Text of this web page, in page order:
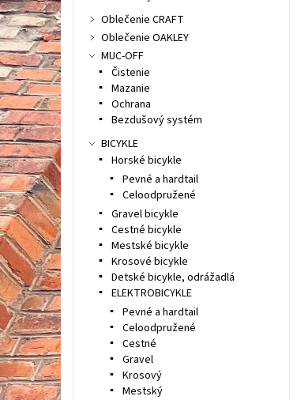
Oblečenie CRAFT
Oblečenie OAKLEY
MUC-OFF
Čistenie
Mazanie
Ochrana
Bezdušový systém
BICYKLE
Horské bicykle
Pevné a hardtail
Celoodpružené
Gravel bicykle
Cestné bicykle
Mestské bicykle
Krosové bicykle
Detské bicykle, odrážadlá
ELEKTROBICYKLE
Pevné a hardtail
Celoodpružené
Cestné
Gravel
Krosový
Mestský